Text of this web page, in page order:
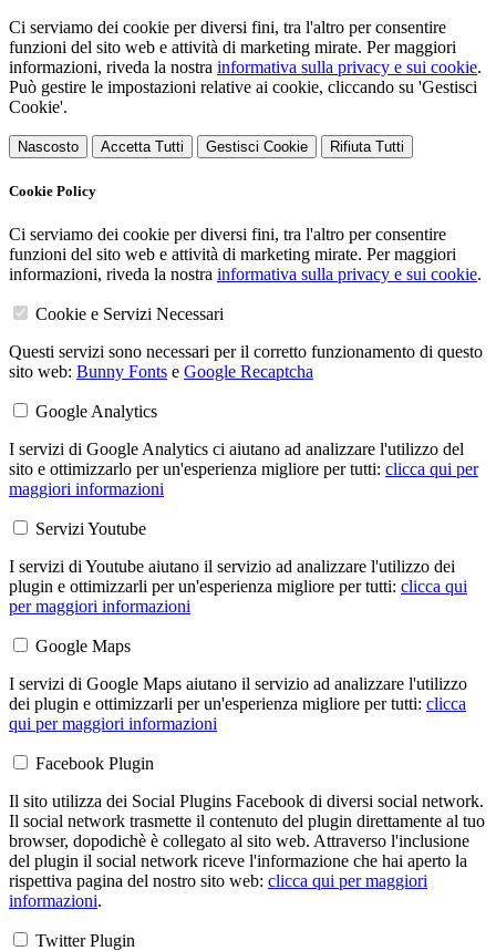
Ci serviamo dei cookie per diversi fini, tra l'altro per consentire
funzioni del sito web e attività di marketing mirate. Per maggiori
informazioni, riveda la nostra informativa sulla privacy e sui cookie.
Può gestire le impostazioni relative ai cookie, cliccando su 'Gestisci
Cookie'.
Nascosto Accetta Tutti Gestisci Cookie Rifiuta Tutti
Cookie Policy
Ci serviamo dei cookie per diversi fini, tra l'altro per consentire
funzioni del sito web e attività di marketing mirate. Per maggiori
informazioni, riveda la nostra informativa sulla privacy e sui cookie.
Cookie e Servizi Necessari
Questi servizi sono necessari per il corretto funzionamento di questo
sito web: Bunny Fonts e Google Recaptcha
Google Analytics
I servizi di Google Analytics ci aiutano ad analizzare l'utilizzo del
sito e ottimizzarlo per un'esperienza migliore per tutti: clicca qui per
maggiori informazioni
Servizi Youtube
I servizi di Youtube aiutano il servizio ad analizzare l'utilizzo dei
plugin e ottimizzarli per un'esperienza migliore per tutti: clicca qui
per maggiori informazioni
Google Maps
I servizi di Google Maps aiutano il servizio ad analizzare l'utilizzo
dei plugin e ottimizzarli per un'esperienza migliore per tutti: clicca
qui per maggiori informazioni
Facebook Plugin
Il sito utilizza dei Social Plugins Facebook di diversi social network.
Il social network trasmette il contenuto del plugin direttamente al tuo
browser, dopodichè è collegato al sito web. Attraverso l'inclusione
del plugin il social network riceve l'informazione che hai aperto la
rispettiva pagina del nostro sito web: clicca qui per maggiori
informazioni.
Twitter Plugin